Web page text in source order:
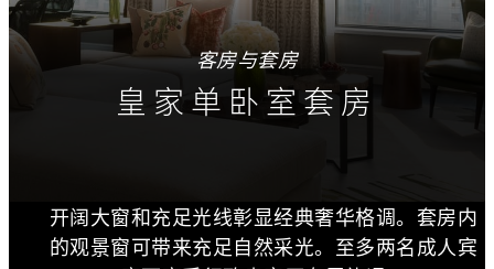
客房与套房
皇家单卧室套房
开阔大窗和充足光线彰显经典奢华格调。套房内
的观景窗可带来充足自然采光。至多两名成人宾